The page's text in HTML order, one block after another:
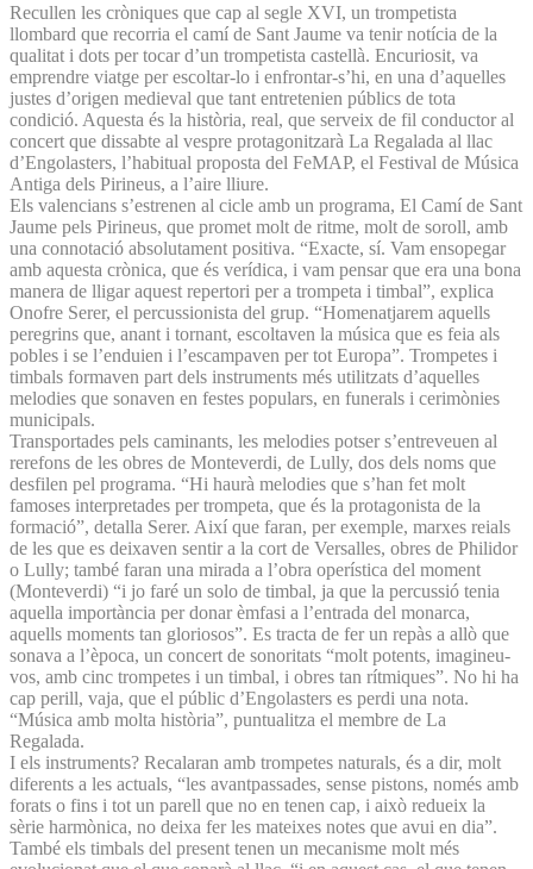
Recullen les cròniques que cap al segle XVI, un trompetista
llombard que recorria el camí de Sant Jaume va tenir notícia de la
qualitat i dots per tocar d’un trompetista castellà. Encuriosit, va
emprendre viatge per escoltar-lo i enfrontar-s’hi, en una d’aquelles
justes d’origen medieval que tant entretenien públics de tota
condició. Aquesta és la història, real, que serveix de fil conductor al
concert que dissabte al vespre protagonitzarà La Regalada al llac
d’Engolasters, l’habitual proposta del FeMAP, el Festival de Música
Antiga dels Pirineus, a l’aire lliure.
Els valencians s’estrenen al cicle amb un programa, El Camí de Sant
Jaume pels Pirineus, que promet molt de ritme, molt de soroll, amb
una connotació absolutament positiva. “Exacte, sí. Vam ensopegar
amb aquesta crònica, que és verídica, i vam pensar que era una bona
manera de lligar aquest repertori per a trompeta i timbal”, explica
Onofre Serer, el percussionista del grup. “Homenatjarem aquells
peregrins que, anant i tornant, escoltaven la música que es feia als
pobles i se l’enduien i l’escampaven per tot Europa”. Trompetes i
timbals formaven part dels instruments més utilitzats d’aquelles
melodies que sonaven en festes populars, en funerals i cerimònies
municipals.
Transportades pels caminants, les melodies potser s’entreveuen al
rerefons de les obres de Monteverdi, de Lully, dos dels noms que
desfilen pel programa. “Hi haurà melodies que s’han fet molt
famoses interpretades per trompeta, que és la protagonista de la
formació”, detalla Serer. Així que faran, per exemple, marxes reials
de les que es deixaven sentir a la cort de Versalles, obres de Philidor
o Lully; també faran una mirada a l’obra operística del moment
(Monteverdi) “i jo faré un solo de timbal, ja que la percussió tenia
aquella importància per donar èmfasi a l’entrada del monarca,
aquells moments tan gloriosos”. Es tracta de fer un repàs a allò que
sonava a l’època, un concert de sonoritats “molt potents, imagineu-
vos, amb cinc trompetes i un timbal, i obres tan rítmiques”. No hi ha
cap perill, vaja, que el públic d’Engolasters es perdi una nota.
“Música amb molta història”, puntualitza el membre de La
Regalada.
I els instruments? Recalaran amb trompetes naturals, és a dir, molt
diferents a les actuals, “les avantpassades, sense pistons, només amb
forats o fins i tot un parell que no en tenen cap, i això redueix la
sèrie harmònica, no deixa fer les mateixes notes que avui en dia”.
També els timbals del present tenen un mecanisme molt més